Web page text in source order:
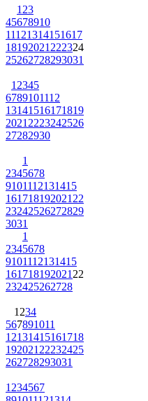
1 23
45678910
11121314151617
18192021 222324
25262728293031
1 2345
6789101112
13141516171819
2021 2223242526
27282930
1
2345678
9101112131415
161718192021 22
23242526272829
3031
1
2345678
9101112131415
161718192021 22
232425262728
1 234
567891011
12131415161718
192021 22232425
262728293031
1 234567